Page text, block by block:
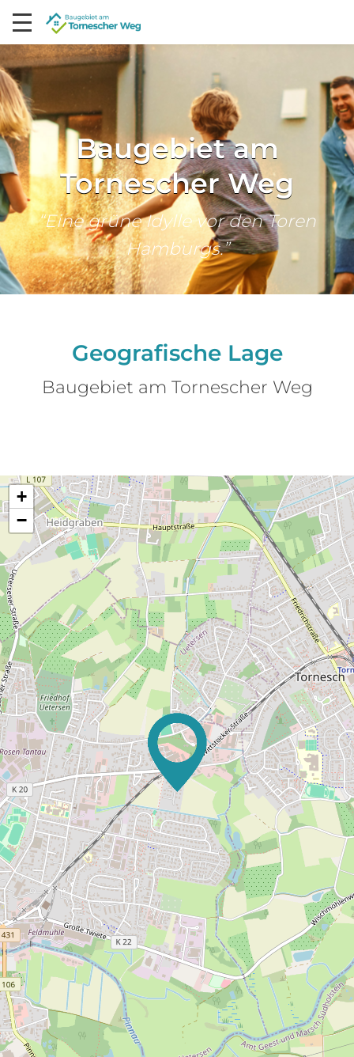
Baugebiet am
Tornescher Weg
“Eine grüne Idylle vor den Toren
Hamburgs.”
Geografische Lage
Baugebiet am Tornescher Weg
+
−